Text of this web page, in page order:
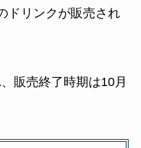
ドリンクが販売され
販売終了時期は10月